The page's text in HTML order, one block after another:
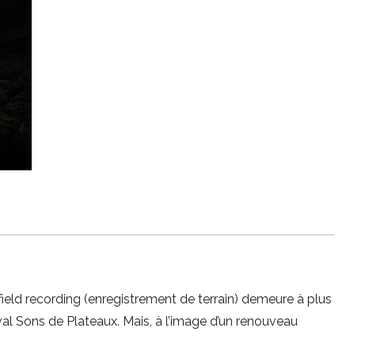
recording (enregistrement de terrain) demeure à plus
de Plateaux. Mais, à l’image d’un renouveau